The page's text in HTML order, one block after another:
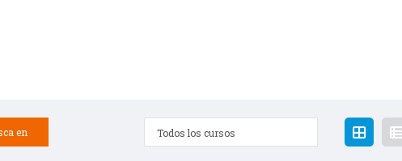
Todos los cursos